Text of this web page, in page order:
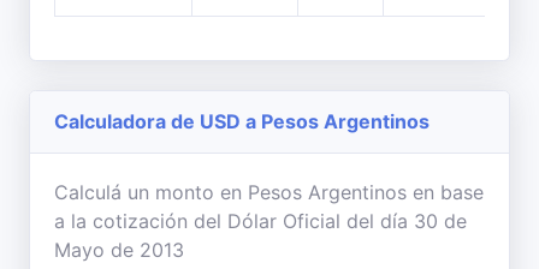
Calculadora de USD a Pesos Argentinos
Calculá un monto en Pesos Argentinos en base
a la cotización del Dólar Oficial del día 30 de
Mayo de 2013